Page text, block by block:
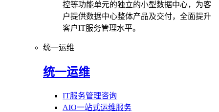
控等功能单元的独立的小型数据中心，为客
户提供数据中心整体产品及交付，全面提升
客户IT服务管理水平。
统一运维
统一运维
IT服务管理咨询
AIO一站式运维服务